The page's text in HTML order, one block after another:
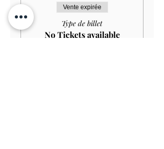
Vente expirée
Type de billet
No Tickets available